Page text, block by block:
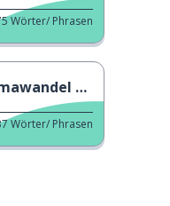
Wörter/ Phrasen
ändern!
Wörter/ Phrasen